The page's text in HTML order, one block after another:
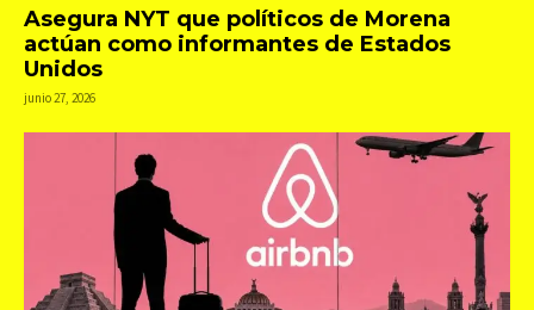
Asegura NYT que políticos de Morena
actúan como informantes de Estados
Unidos
junio 27, 2026